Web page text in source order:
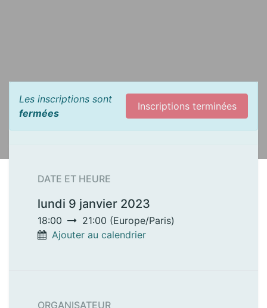
Les inscriptions sont
fermées
Inscriptions terminées
DATE ET HEURE
lundi 9 janvier 2023
18:00 21:00 (Europe/Paris)
Ajouter au calendrier
ORGANISATEUR